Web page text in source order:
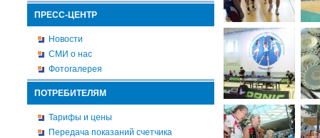
ПРЕСС-ЦЕНТР
Новости
СМИ о нас
Фотогалерея
ПОТРЕБИТЕЛЯМ
Тарифы и цены
Передача показаний счетчика